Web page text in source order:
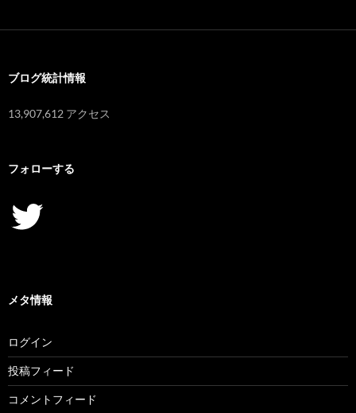
ブログ統計情報
13,907,612 アクセス
フォローする
Twitter
メタ情報
ログイン
投稿フィード
コメントフィード